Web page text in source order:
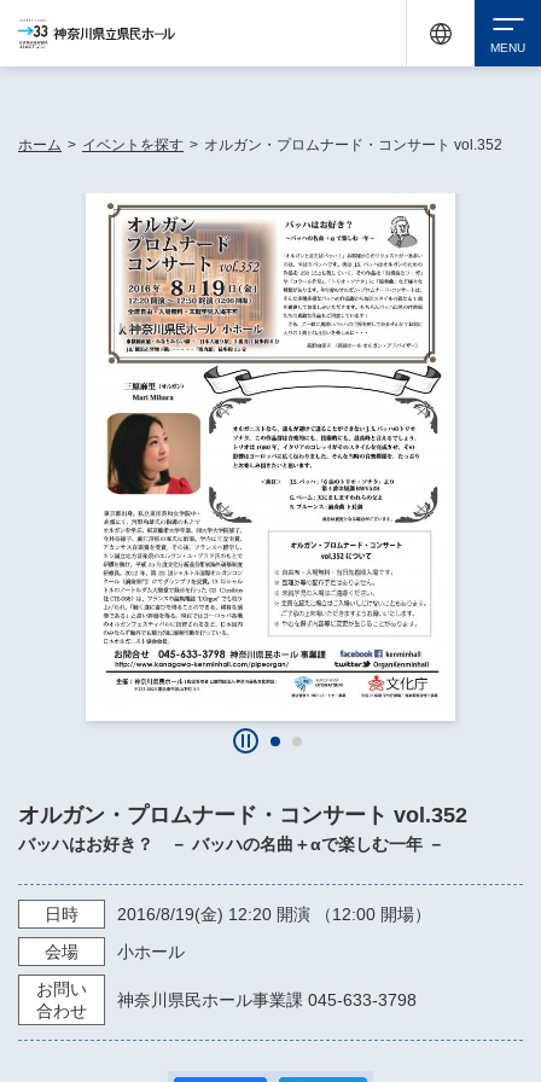
イベントを探す
・ イベント一覧
・ イベントカレンダー
休館中の県民ホールについて
・ 施設概要
・ パイプオルガン
・ 神奈川県民ホールの取り組み
神奈川県立県民ホールSNS
​​​​​​​​​​​​​神奈川県立県民ホール
ギャラリーSNS
チケット購入
ホーム > イベントを探す > オルガン・プロムナード・コンサート vol.352
オルガン・プロムナード・コンサート vol.352
バッハはお好き？ － バッハの名曲＋αで楽しむ一年 －
日時 2016/8/19(金) 12:20 開演 （12:00 開場）
会場
小ホール
お問い
合わせ
神奈川県民ホール事業課 045-633-3798